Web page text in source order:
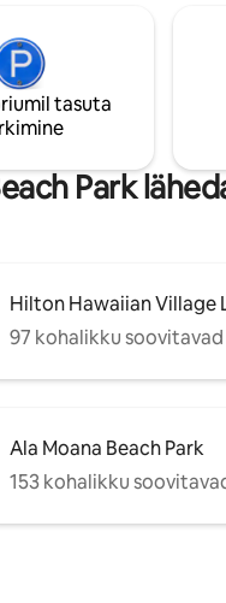
on
sponsoreerib
Meie külaliste
basseini. Võtame vastu ka pikaajalisi
peatumisi
tasuta
Park
Hilton Hawaiian Village
97 kohalikku soovitavad
Ala Moana Beach Park
153 kohalikku